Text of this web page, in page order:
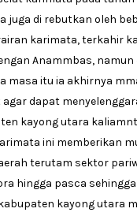
juga di rebutkan oleh
karimata, terkahir
Anammbas, namun
masa itu ia akhirnya
dapat
kayong utara
ini memberikan
terutam sektor
hingga pasca
kayong utara